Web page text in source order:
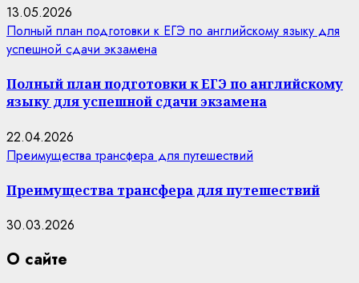
13.05.2026
Полный план подготовки к ЕГЭ по английскому языку для
успешной сдачи экзамена
Полный план подготовки к ЕГЭ по английскому
языку для успешной сдачи экзамена
22.04.2026
Преимущества трансфера для путешествий
Преимущества трансфера для путешествий
30.03.2026
О сайте